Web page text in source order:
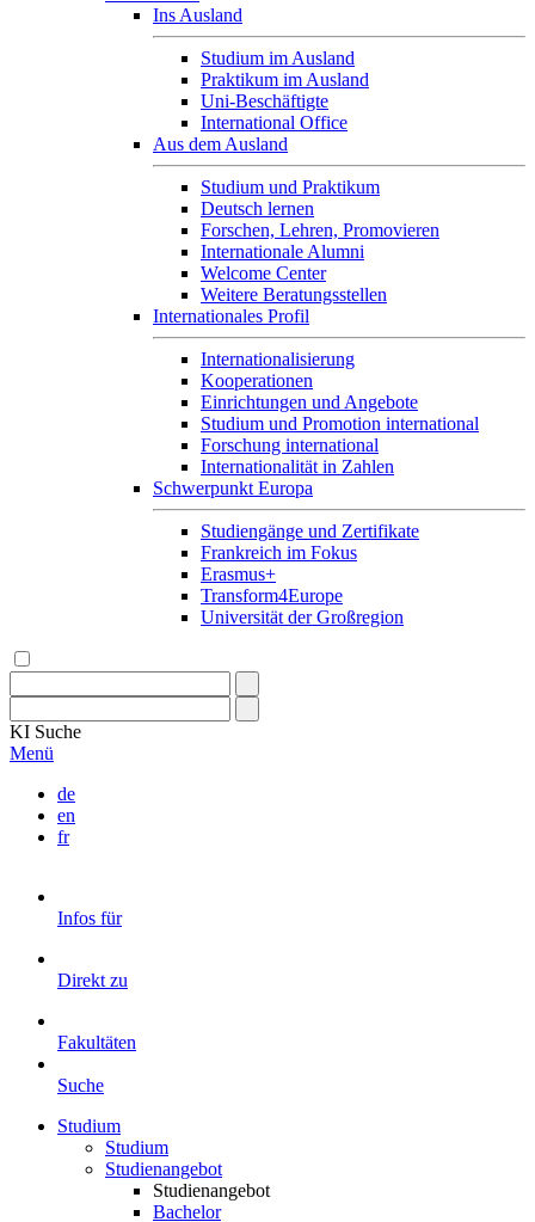
Ins Ausland
Studium im Ausland
Praktikum im Ausland
Uni-Beschäftigte
International Office
Aus dem Ausland
Studium und Praktikum
Deutsch lernen
Forschen, Lehren, Promovieren
Internationale Alumni
Welcome Center
Weitere Beratungsstellen
Internationales Profil
Internationalisierung
Kooperationen
Einrichtungen und Angebote
Studium und Promotion international
Forschung international
Internationalität in Zahlen
Schwerpunkt Europa
Studiengänge und Zertifikate
Frankreich im Fokus
Erasmus+
Transform4Europe
Universität der Großregion
KI Suche
Menü
de
en
fr
Infos für
Direkt zu
Fakultäten
Suche
Studium
Studium
Studienangebot
Studienangebot
Bachelor